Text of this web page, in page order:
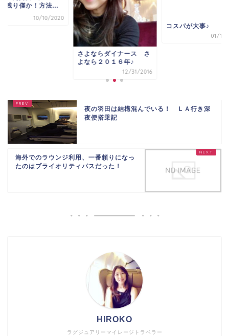
♪残り僅か！方法...
10/10/2020
さよならダイナース さ
よなら２０１６年♪
12/31/2016
コスパが大事♪
01/12/
夜の羽田は結構混んでいる！ ＬＡ行き深
夜便搭乗記
海外でのラウンジ利用、一番頼りになっ
たのはプライオリティパスだった！
ラグジュアリーマイレージトラベラー
HIROKO